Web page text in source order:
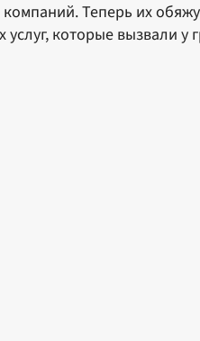
Теперь их
которые вызвали у